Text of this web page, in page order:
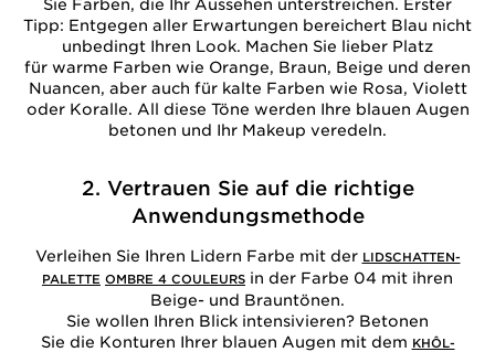
Sie Farben, die Ihr Aussehen unterstreichen. Erster
Tipp: Entgegen aller Erwartungen bereichert Blau nicht
unbedingt Ihren Look. Machen Sie lieber Platz
für warme Farben wie Orange, Braun, Beige und deren
Nuancen, aber auch für kalte Farben wie Rosa, Violett
oder Koralle. All diese Töne werden Ihre blauen Augen
betonen und Ihr Makeup veredeln.
2. Vertrauen Sie auf die richtige
Anwendungsmethode
Verleihen Sie Ihren Lidern Farbe mit der LIDSCHATTEN-
PALETTE OMBRE 4 COULEURS in der Farbe 04 mit ihren
Beige- und Brauntönen.
Sie wollen Ihren Blick intensivieren? Betonen
Sie die Konturen Ihrer blauen Augen mit dem KHÔL-